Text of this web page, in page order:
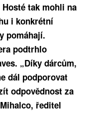
tak mohli na
i konkrétní
pomáhají.
podtrhlo
„Díky dárcům,
dál podporovat
odpovědnost za
ředitel